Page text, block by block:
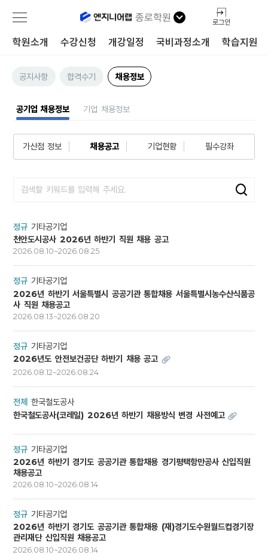
종로학원 로그인
학원소개 수강신청 개강일정 국비과정소개 학습지원
공지사항 합격수기 채용정보
공기업 채용정보 기업 채용정보
가산점 정보 채용공고 기업현황 필수강좌
정규 기타공기업
천안도시공사 2026년 하반기 직원 채용 공고
2026.08.10~2026.08.25
정규 기타공기업
2026년 하반기 서울특별시 공공기관 통합채용 서울특별시농수산식품공
사 직원 채용공고
2026.08.13~2026.08.20
정규 기타공기업
2026년도 안전보건공단 하반기 채용 공고
2026.08.12~2026.08.24
전체 한국철도공사
한국철도공사(코레일) 2026년 하반기 채용방식 변경 사전예고
정규 기타공기업
2026년 하반기 경기도 공공기관 통합채용 경기평택항만공사 신입직원
채용공고
2026.08.10~2026.08.14
정규 기타공기업
2026년 하반기 경기도 공공기관 통합채용 (재)경기도수원월드컵경기장
관리재단 신입직원 채용공고
2026.08.10~2026.08.14